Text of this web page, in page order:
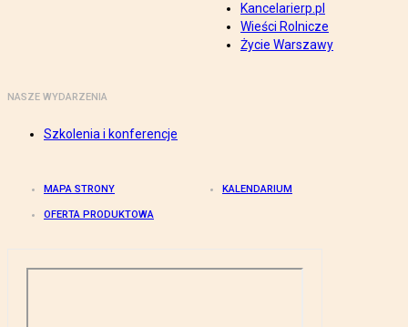
Kancelarierp.pl
Wieści Rolnicze
Życie Warszawy
NASZE WYDARZENIA
Szkolenia i konferencje
MAPA STRONY KALENDARIUM
OFERTA PRODUKTOWA